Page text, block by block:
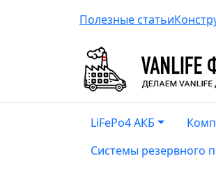
Полезные статьи
LiFePo4 АКБ
Системы резервного